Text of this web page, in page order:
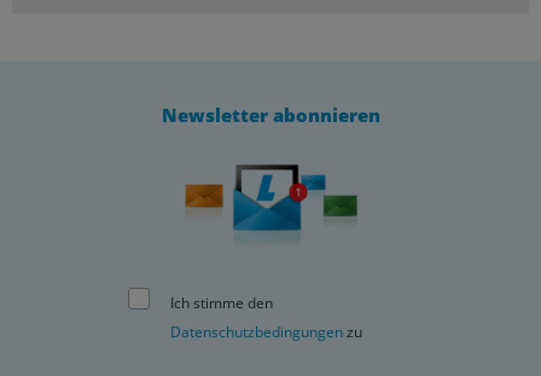
Newsletter abonnieren
Ich stimme den
Datenschutzbedingungenzu